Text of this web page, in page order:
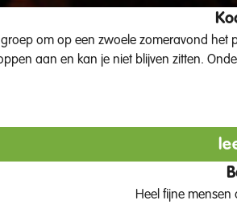
om op een zwoele zomeravond
aan en kan je niet blijven zitten.
Heel fijne mensen